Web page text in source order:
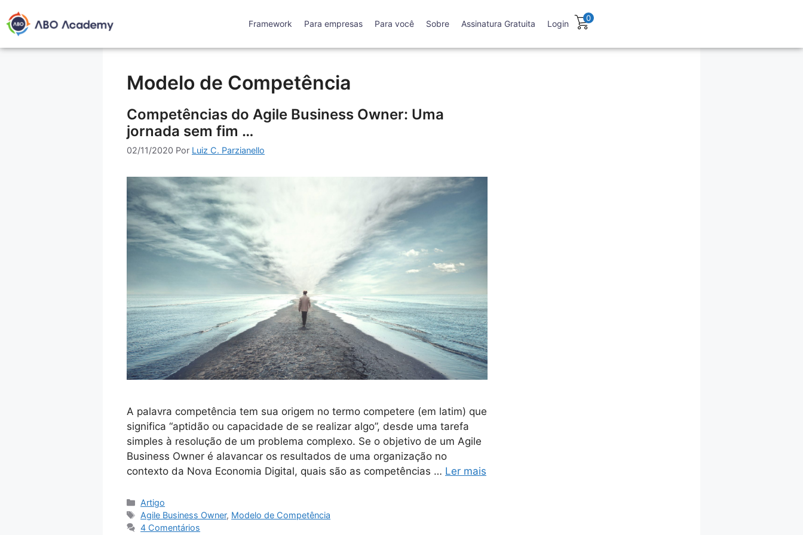
Framework Para empresas Para você Sobre Assinatura Gratuita Login
0
Modelo de Competência
Competências do Agile Business Owner: Uma
jornada sem fim …
02/11/2020 Por Luiz C. Parzianello
A palavra competência tem sua origem no termo competere (em latim) que
significa “aptidão ou capacidade de se realizar algo”, desde uma tarefa
simples à resolução de um problema complexo. Se o objetivo de um Agile
Business Owner é alavancar os resultados de uma organização no
contexto da Nova Economia Digital, quais são as competências … Ler mais
Artigo
Agile Business Owner, Modelo de Competência
4 Comentários